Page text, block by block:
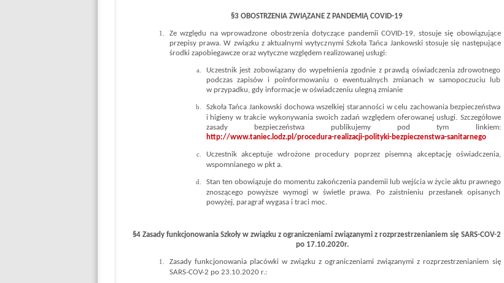
§3 OBOSTRZENIA ZWIĄZANE Z PANDEMIĄ COVID-19
Ze względu na wprowadzone obostrzenia dotyczące pandemii COVID-19, stosuje się obowiązujące
przepisy prawa. W związku z aktualnymi wytycznymi Szkoła Tańca Jankowski stosuje się następujące
środki zapobiegawcze oraz wytyczne względem realizowanej usługi:
Uczestnik jest zobowiązany do wypełnienia zgodnie z prawdą oświadczenia zdrowotnego
podczas zapisów i poinformowaniu o ewentualnych zmianach w samopoczuciu lub
w przypadku, gdy informacje w oświadczeniu ulegną zmianie
Szkoła Tańca Jankowski dochowa wszelkiej staranności w celu zachowania bezpieczeństwa
i higieny w trakcie wykonywania swoich zadań względem oferowanej usługi. Szczegółowe
zasady bezpieczeństwa publikujemy pod tym linkiem:
http://www.taniec.lodz.pl/procedura-realizacji-polityki-bezpieczenstwa-sanitarnego
Uczestnik akceptuje wdrożone procedury poprzez pisemną akceptację oświadczenia,
wspomnianego w pkt a.
Stan ten obowiązuje do momentu zakończenia pandemii lub wejścia w życie aktu prawnego
znoszącego powyższe wymogi w świetle prawa. Po zaistnieniu przesłanek opisanych
powyżej, paragraf wygasa i traci moc.
§4 Zasady funkcjonowania Szkoły w związku z ograniczeniami związanymi z rozprzestrzenianiem się SARS-COV-2
po 17.10.2020r.
Zasady funkcjonowania placówki w związku z ograniczeniami związanymi z rozprzestrzenianiem się
SARS-COV-2 po 23.10.2020 r.: